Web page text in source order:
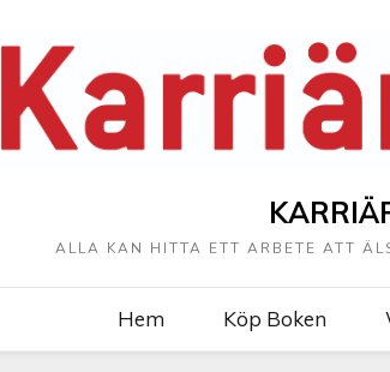
ALLA KAN HITTA ETT ARBETE ATT
Hem Köp Boken